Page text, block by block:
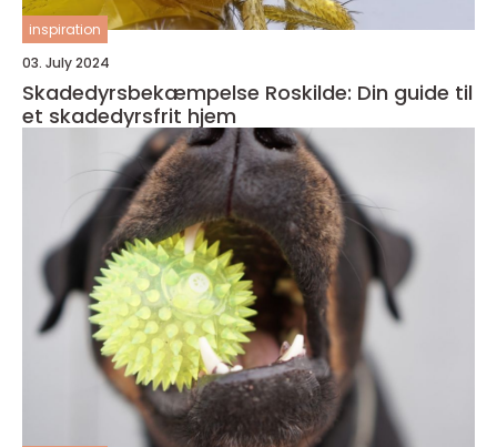
inspiration
03. July 2024
Skadedyrsbekæmpelse Roskilde: Din guide til
et skadedyrsfrit hjem